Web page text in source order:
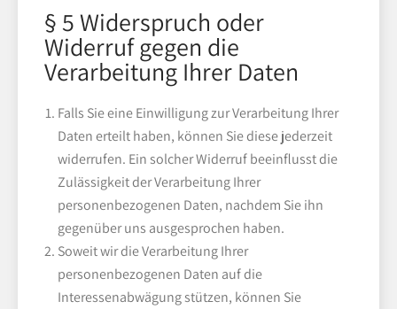
§ 5 Widerspruch oder
Widerruf gegen die
Verarbeitung Ihrer Daten
Falls Sie eine Einwilligung zur Verarbeitung Ihrer
Daten erteilt haben, können Sie diese jederzeit
widerrufen. Ein solcher Widerruf beeinflusst die
Zulässigkeit der Verarbeitung Ihrer
personenbezogenen Daten, nachdem Sie ihn
gegenüber uns ausgesprochen haben.
Soweit wir die Verarbeitung Ihrer
personenbezogenen Daten auf die
Interessenabwägung stützen, können Sie